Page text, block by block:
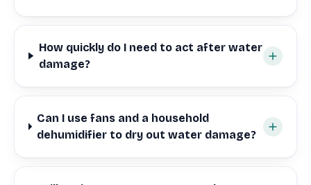
How quickly do I need to act after water
damage?
Can I use fans and a household
dehumidifier to dry out water damage?